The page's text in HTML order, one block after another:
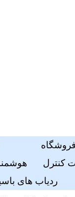
فروشگاه
کنترل
ردیاب های